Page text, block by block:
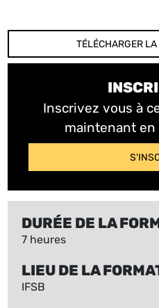
TÉLÉCHARGER
Inscrivez vous à
maintenant en
DURÉE DE LA
7 heures
LIEU DE LA
IFSB